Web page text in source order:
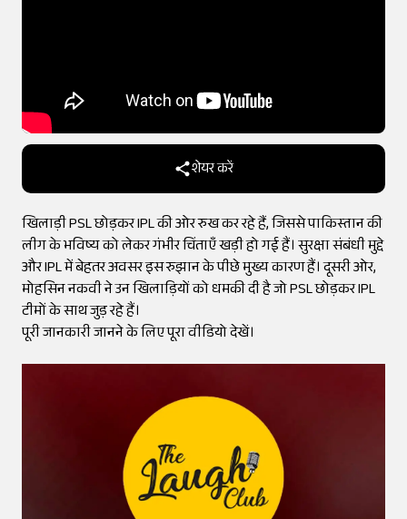
शेयर करें
खिलाड़ी PSL छोड़कर IPL की ओर रुख कर रहे हैं, जिससे पाकिस्तान की
लीग के भविष्य को लेकर गंभीर चिंताएँ खड़ी हो गई हैं। सुरक्षा संबंधी मुद्दे
और IPL में बेहतर अवसर इस रुझान के पीछे मुख्य कारण हैं। दूसरी ओर,
मोहसिन नकवी ने उन खिलाड़ियों को धमकी दी है जो PSL छोड़कर IPL
टीमों के साथ जुड़ रहे हैं।
पूरी जानकारी जानने के लिए पूरा वीडियो देखें।